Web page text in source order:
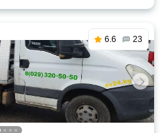
6.6 23